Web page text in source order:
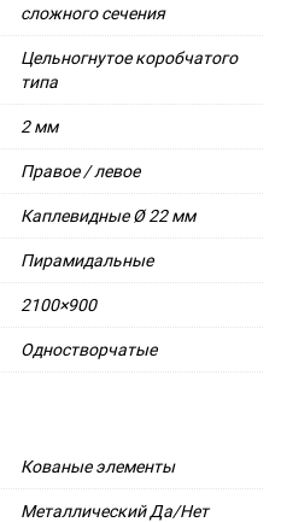
сложного сечения
Цельногнутое коробчатого
типа
2 мм
Правое / левое
Каплевидные Ø 22 мм
Пирамидальные
2100×900
Одностворчатые
Кованые элементы
Металлический Да/Нет